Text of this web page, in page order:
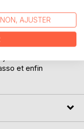
Chacool de
parcouru
le danseur,
et enfin
NON, AJUSTER